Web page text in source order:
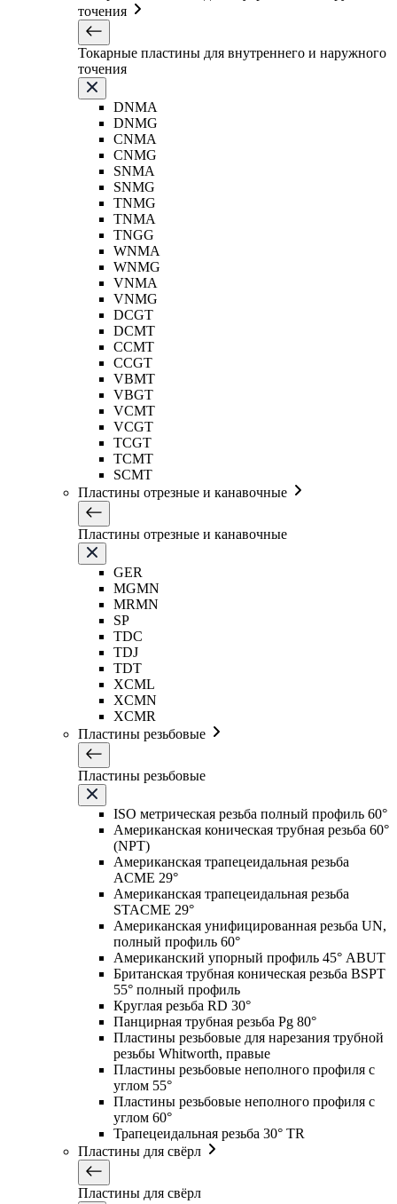
точения
Токарные пластины для внутреннего и наружного
точения
DNMA
DNMG
CNMA
CNMG
SNMA
SNMG
TNMG
TNMA
TNGG
WNMA
WNMG
VNMA
VNMG
DCGT
DCMT
CCMT
CCGT
VBMT
VBGT
VCMT
VCGT
TCGT
TCMT
SCMT
Пластины отрезные и канавочные
Пластины отрезные и канавочные
GER
MGMN
MRMN
SP
TDC
TDJ
TDT
XCML
XCMN
XCMR
Пластины резьбовые
Пластины резьбовые
ISO метрическая резьба полный профиль 60°
Американская коническая трубная резьба 60°
(NPT)
Американская трапецеидальная резьба
ACME 29°
Американская трапецеидальная резьба
STACME 29°
Американская унифицированная резьба UN,
полный профиль 60°
Американский упорный профиль 45° ABUT
Британская трубная коническая резьба BSPT
55° полный профиль
Круглая резьба RD 30°
Панцирная трубная резьба Pg 80°
Пластины резьбовые для нарезания трубной
резьбы Whitworth, правые
Пластины резьбовые неполного профиля с
углом 55°
Пластины резьбовые неполного профиля с
углом 60°
Трапецеидальная резьба 30° TR
Пластины для свёрл
Пластины для свёрл